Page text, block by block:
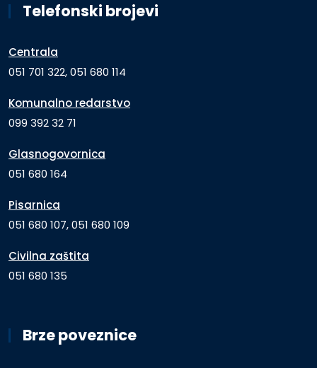
Telefonski brojevi
Centrala
051 701 322, 051 680 114
Komunalno redarstvo
099 392 32 71
Glasnogovornica
051 680 164
Pisarnica
051 680 107, 051 680 109
Civilna zaštita
051 680 135
Brze poveznice